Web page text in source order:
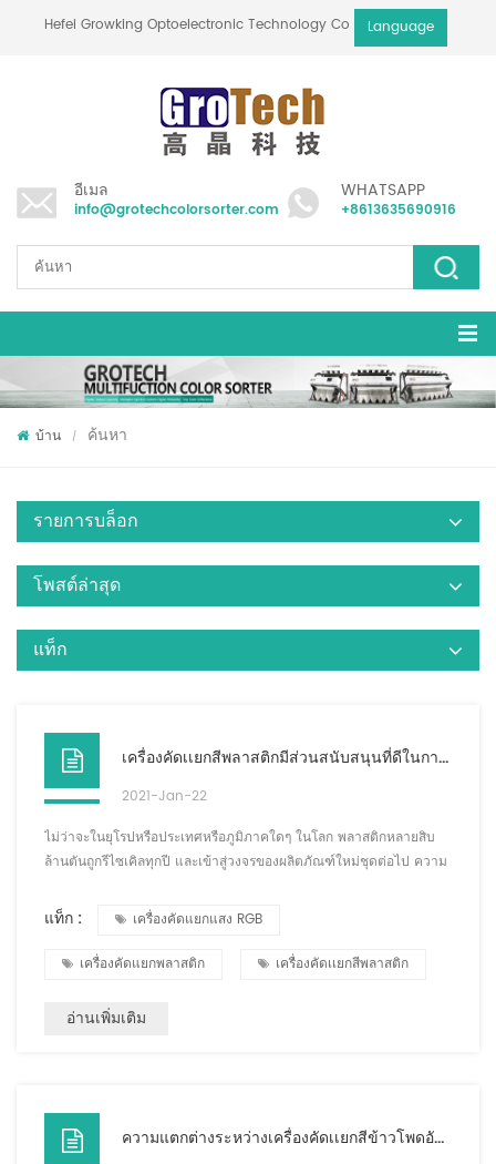
Hefei Growking Optoelectronic Technology Co.,LtdLanguage
อีเมล
info@grotechcolorsorter.com
WHATSAPP
+8613635690916
บ้าน / ค้นหา
รายการบล็อก
โพสต์ล่าสุด
แท็ก
เครื่องคัดเเยกสีพลาสติกมีส่วนสนับสนุนที่ดีในการรีไซเคิลพลาสติก
2021-Jan-22
ไม่ว่าจะในยุโรปหรือประเทศหรือภูมิภาคใดๆ ในโลก พลาสติกหลายสิบ
ล้านตันถูกรีไซเคิลทุกปี และเข้าสู่วงจรของผลิตภัณฑ์ใหม่ชุดต่อไป ความ
อิเล็กทรอนิกส์และผลิตภัณฑ์ในครัวเรือนไปจนถึงผลิตภัณฑ์ที่มีอายุการใช้
สามารถนำกลับมาใช้ใหม่ได้อีกครั้ง หากมีการคัดแยกและแปรรูปใหม่ ณ
แท็ก : เครื่องคัดแยกแสง RGB
เครื่องคัดแยกพลาสติก เครื่องคัดเเยกสีพลาสติก
อ่านเพิ่มเติม
ความแตกต่างระหว่างเครื่องคัดเเยกสีข้าวโพดอัจฉริยะกับการเลือกแบบแมนนวล